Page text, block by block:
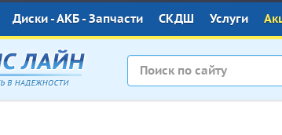
Диски - АКБ - Запчасти СКДШ Услуги